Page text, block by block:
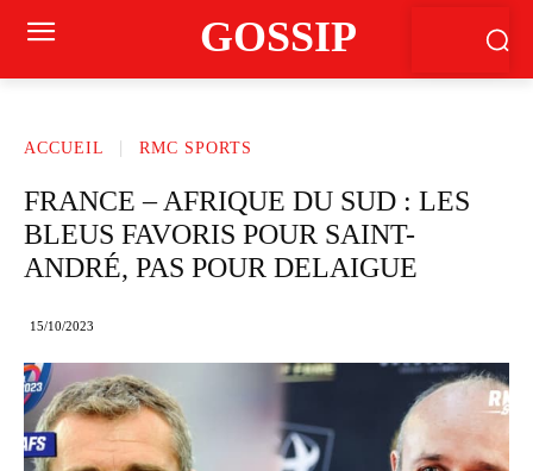
GOSSIP
ACCUEIL RMC SPORTS
FRANCE – AFRIQUE DU SUD : LES
BLEUS FAVORIS POUR SAINT-
ANDRÉ, PAS POUR DELAIGUE
15/10/2023